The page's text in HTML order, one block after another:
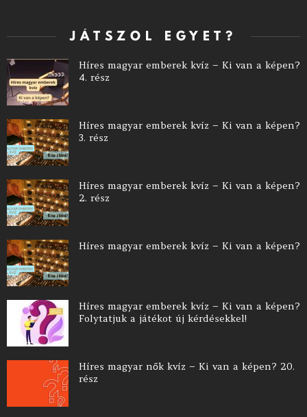
JÁTSZOL EGYET?
Híres magyar emberek kvíz – Ki van a képen?
4. rész
Híres magyar emberek kvíz – Ki van a képen?
3. rész
Híres magyar emberek kvíz – Ki van a képen?
2. rész
Híres magyar emberek kvíz – Ki van a képen?
Híres magyar emberek kvíz – Ki van a képen?
Folytatjuk a játékot új kérdésekkel!
Híres magyar nők kvíz – Ki van a képen? 20.
rész